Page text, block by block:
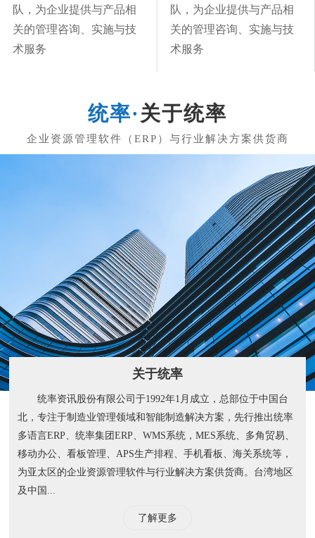
队，为企业提供与产品相
关的管理咨询、实施与技
术服务
队，为企业提供与产品相
关的管理咨询、实施与技
术服务
关于统率
关于统率
统率资讯股份有限公司于1992年1月成立，总部位于中国台
北，专注于制造业管理领域和智能制造解决方案，先行推出统率
多语言ERP、统率集团ERP、WMS系统，MES系统、多角贸易、
移动办公、看板管理、APS生产排程、手机看板、海关系统等，
为亚太区的企业资源管理软件与行业解决方案供货商。台湾地区
及中国...
了解更多